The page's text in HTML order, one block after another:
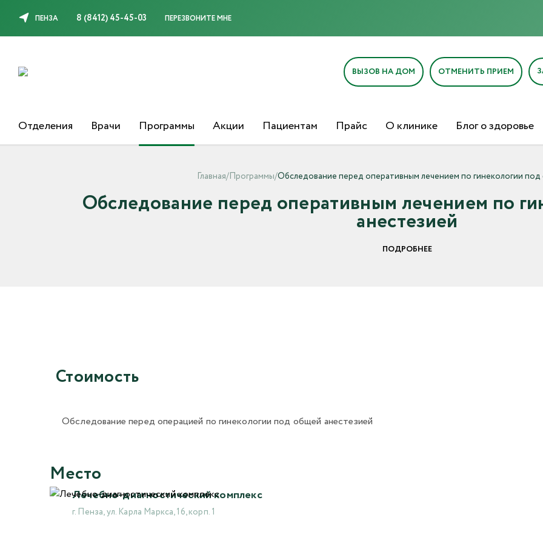
ПЕНЗА 8 (8412) 45-45-03 ПЕРЕЗВОНИТЕ МНЕ
ВЫЗОВ НА ДОМ ОТМЕНИТЬ ПРИЕМ
Отделения Врачи Программы Акции Пациентам Прайс О клинике Блог о здоровье
Главная/Программы/Обследование перед оперативным лечением по гинекологии
Обследование перед оперативным лечением по
анестезией
ПОДРОБНЕЕ
Стоимость
Обследование перед операцией по гинекологии под общей анестезией
Место
Лечебно-диагностический комплекс
г. Пенза, ул. Карла Маркса, 16, корп. 1